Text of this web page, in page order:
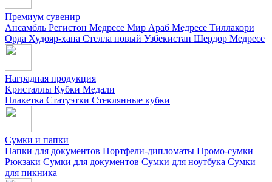
Премиум сувенир
Ансамбль Регистон Медресе Мир Араб Медресе Тиллакори
Орда Худояр-хана Стелла новый Узбекистан Шердор Медресе
Наградная продукция
Kристаллы Кубки Медали
Плакетка Статуэтки Стеклянные кубки
Сумки и папки
Папки для документов Портфели-дипломаты Промо-сумки
Рюкзаки Сумки для документов Сумки для ноутбука Сумки
для пикника